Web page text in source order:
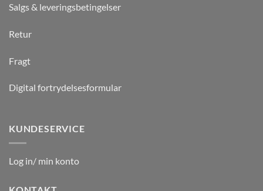
Salgs & leveringsbetingelser
Retur
Fragt
Digital fortrydelsesformular
KUNDESERVICE
Log in/ min konto